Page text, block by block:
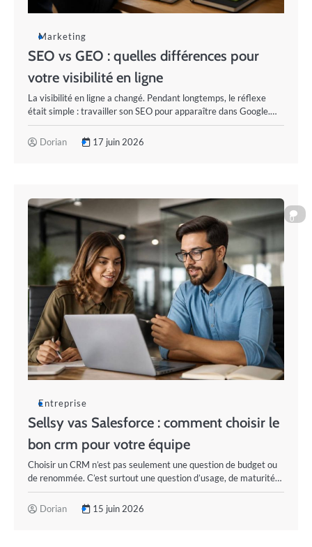
Marketing
SEO vs GEO : quelles différences pour
votre visibilité en ligne
La visibilité en ligne a changé. Pendant longtemps, le réflexe
était simple : travailler son SEO pour apparaître dans Google.…
Dorian 17 juin 2026
0
Entreprise
Sellsy vas Salesforce : comment choisir le
bon crm pour votre équipe
Choisir un CRM n’est pas seulement une question de budget ou
de renommée. C’est surtout une question d’usage, de maturité…
Dorian 15 juin 2026